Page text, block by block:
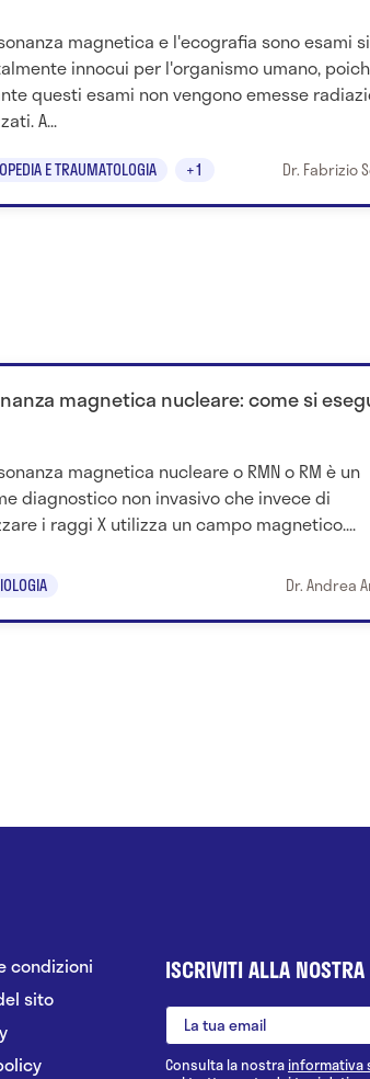
magnetica e l'ecografia sono esami
innocui per l'organismo umano,
questi esami non vengono emesse
A...
E TRAUMATOLOGIA +1 Dr. Fabrizio
magnetica nucleare: come si
magnetica nucleare o RMN o RM è un
diagnostico non invasivo che invece di
i raggi X utilizza un campo magnetico....
Dr. Andrea
condizioni
sito
ISCRIVITI ALLA
Consulta la nostrainformativa